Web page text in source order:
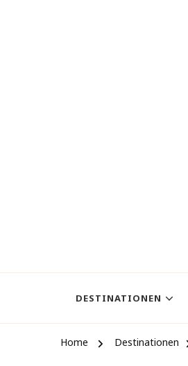
DESTINATIONEN
Home Destinationen